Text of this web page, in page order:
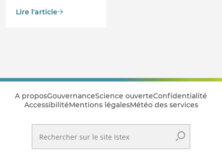
Lire l'article
A proposGouvernanceScience ouverteConfidentialité
AccessibilitéMentions légalesMétéo des services